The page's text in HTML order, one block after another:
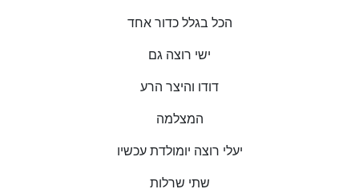
הכל בגלל כדור אחד
ישי רוצה גם
דודו והיצר הרע
המצלמה
יעלי רוצה יומולדת עכשיו
שתי שרלות